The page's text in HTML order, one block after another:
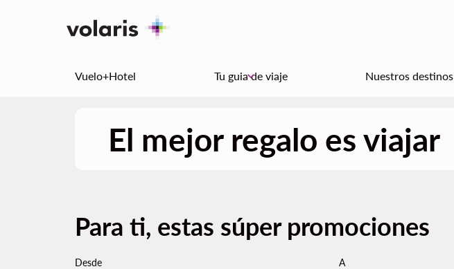
Vuelo+Hotel Tu guia de viaje
keyboard_arrow_down Nuestros destinos
El mejor regalo es viajar
Para ti, estas súper promociones
Desde A